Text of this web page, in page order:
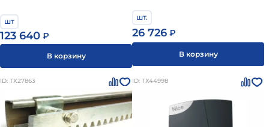
шт
123 640 ₽
В корзину
шт.
26 726 ₽
В корзину
ID: ТХ27863 ID: ТХ44998